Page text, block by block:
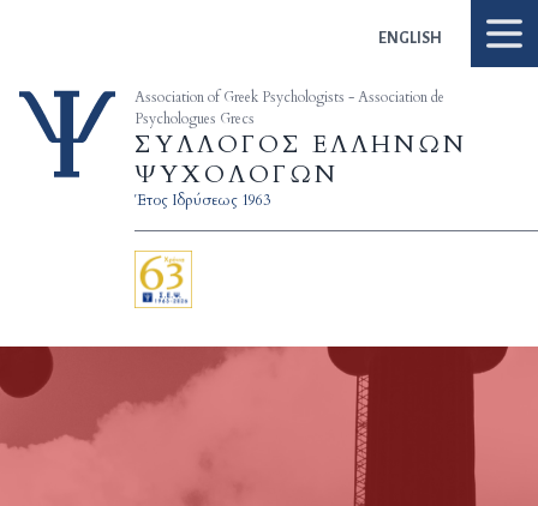
ENGLISH
Association of Greek Psychologists - Association de
Psychologues Grecs
ΣΥΛΛΟΓΟΣ ΕΛΛΗΝΩΝ
ΨΥΧΟΛΟΓΩΝ
Έτος Ιδρύσεως 1963